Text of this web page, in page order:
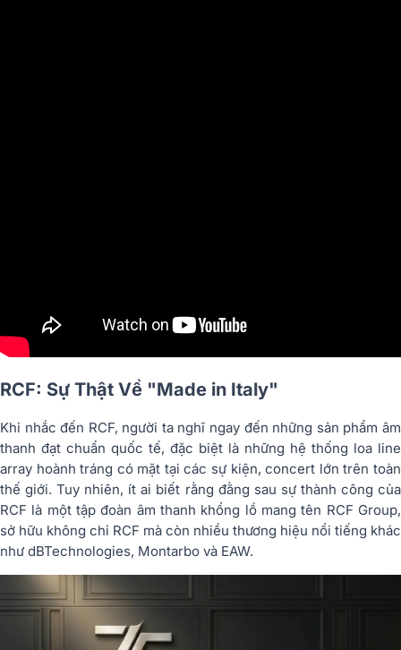
RCF: Sự Thật Về "Made in Italy"
Khi nhắc đến RCF, người ta nghĩ ngay đến những sản phẩm âm
thanh đạt chuẩn quốc tế, đặc biệt là những hệ thống loa line
array hoành tráng có mặt tại các sự kiện, concert lớn trên toàn
thế giới. Tuy nhiên, ít ai biết rằng đằng sau sự thành công của
RCF là một tập đoàn âm thanh khổng lồ mang tên RCF Group,
sở hữu không chỉ RCF mà còn nhiều thương hiệu nổi tiếng khác
như dBTechnologies, Montarbo và EAW.